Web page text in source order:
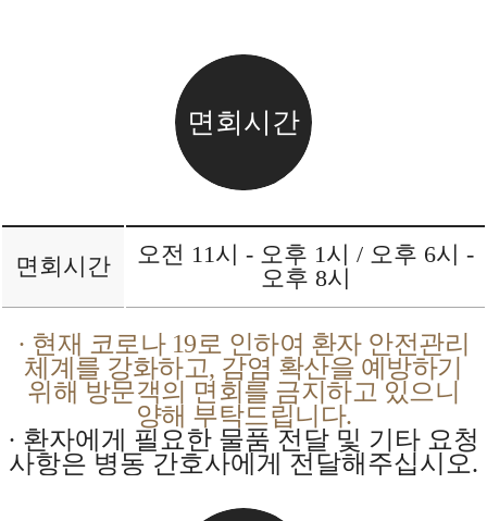
면회시간
면회시간
오전 11시 - 오후 1시 / 오후 6시 -
오후 8시
· 현재 코로나 19로 인하여 환자 안전관리
체계를 강화하고, 감염 확산을 예방하기
위해 방문객의 면회를 금지하고 있으니
양해 부탁드립니다.
· 환자에게 필요한 물품 전달 및 기타 요청
사항은 병동 간호사에게 전달해주십시오.